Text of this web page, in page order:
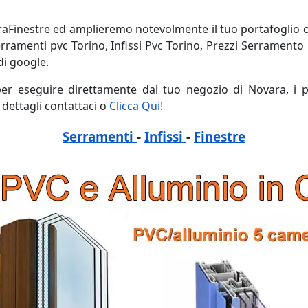
ed amplieremo notevolmente il tuo
pvc Torino, Infissi Pvc Torino, Prezzi
google.
eseguire direttamente dal tuo negozio di Novara, i
contattaci o Clicca Qui!
Serramenti - Infissi - Finestre